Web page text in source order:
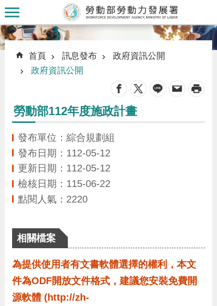
跳到主要內容區塊
認
識
本
署
訊
息
民
服
務
:::
::: 首頁 訊息發布
政府資訊公開
政府資訊公開
勞動部112年度施政計畫
發布單位：綜合規劃組
發布日期：112-05-12
更新日期：112-05-12
檢核日期：115-06-22
點閱人氣：2220
相關檔案
為提供使用者有文書軟體選擇的權利，本文
件為ODF開放文件格式，建議您安裝免費開
源軟體 (http://zh-